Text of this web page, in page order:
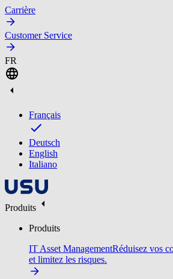
Carrière
Customer Service
FR
Français
Deutsch
English
Italiano
Produits
Produits
IT Asset ManagementRéduisez vos
et limitez les risques.